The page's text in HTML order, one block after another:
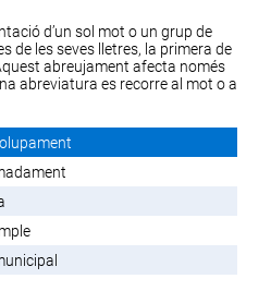
d’un sol mot o un grup de
de les seves lletres, la primera de
abreujament afecta només
abreviatura es recorre al mot o a